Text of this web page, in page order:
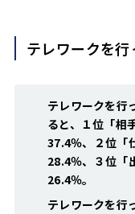
テレワークを
テレワークを行
ると、１位「相
37.4％、２位「
28.4％、３位「
26.4％。
テレワークを行